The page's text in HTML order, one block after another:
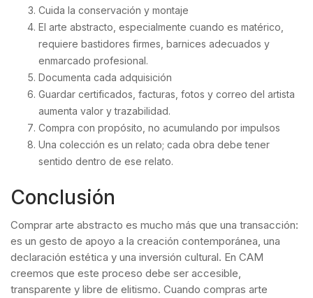
Cuida la conservación y montaje
El arte abstracto, especialmente cuando es matérico,
requiere bastidores firmes, barnices adecuados y
enmarcado profesional.
Documenta cada adquisición
Guardar certificados, facturas, fotos y correo del artista
aumenta valor y trazabilidad.
Compra con propósito, no acumulando por impulsos
Una colección es un relato; cada obra debe tener
sentido dentro de ese relato.
Conclusión
Comprar arte abstracto es mucho más que una transacción:
es un gesto de apoyo a la creación contemporánea, una
declaración estética y una inversión cultural. En CAM
creemos que este proceso debe ser accesible,
transparente y libre de elitismo. Cuando compras arte